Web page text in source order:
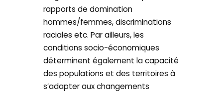
rapports de domination
hommes/femmes, discriminations
raciales etc. Par ailleurs, les
conditions socio-économiques
déterminent également la capacité
des populations et des territoires à
s’adapter aux changements